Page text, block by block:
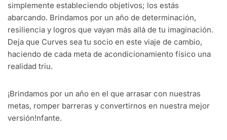
simplemente estableciendo objetivos; los estás
abarcando. Brindamos por un año de determinación,
resiliencia y logros que vayan más allá de tu imaginación.
Deja que Curves sea tu socio en este viaje de cambio,
haciendo de cada meta de acondicionamiento físico una
realidad triu.
¡Brindamos por un año en el que arrasar con nuestras
metas, romper barreras y convertirnos en nuestra mejor
versión!nfante.